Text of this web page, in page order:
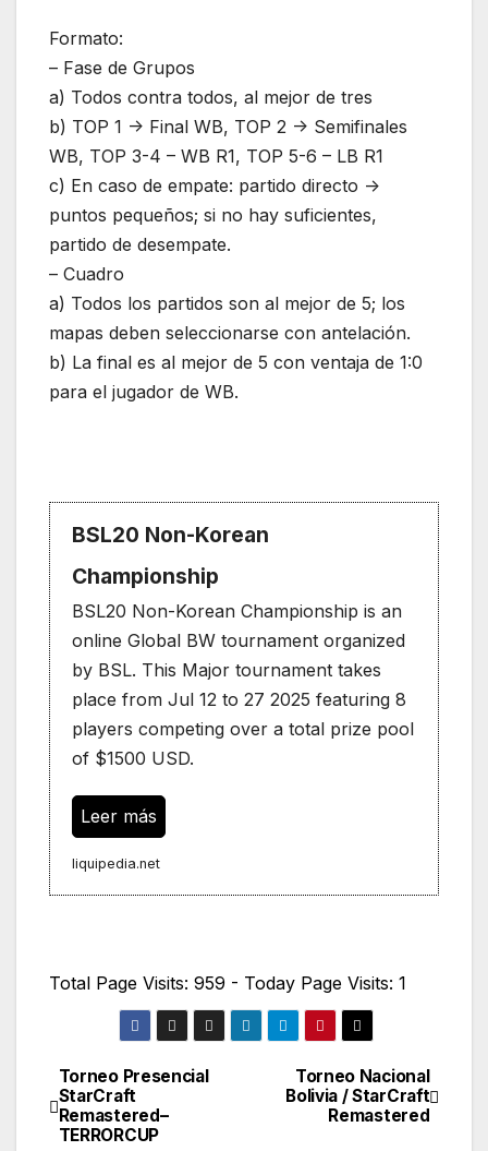
Formato:
– Fase de Grupos
a) Todos contra todos, al mejor de tres
b) TOP 1 -> Final WB, TOP 2 -> Semifinales
WB, TOP 3-4 – WB R1, TOP 5-6 – LB R1
c) En caso de empate: partido directo ->
puntos pequeños; si no hay suficientes,
partido de desempate.
– Cuadro
a) Todos los partidos son al mejor de 5; los
mapas deben seleccionarse con antelación.
b) La final es al mejor de 5 con ventaja de 1:0
para el jugador de WB.
BSL20 Non-Korean
Championship
BSL20 Non-Korean Championship is an
online Global BW tournament organized
by BSL. This Major tournament takes
place from Jul 12 to 27 2025 featuring 8
players competing over a total prize pool
of $1500 USD.
Leer más
liquipedia.net
Total Page Visits: 959 - Today Page Visits: 1
Navegación
de
Torneo Nacional
Bolivia / StarCraft
Remastered
Torneo Presencial
StarCraft
Remastered–
TERRORCUP